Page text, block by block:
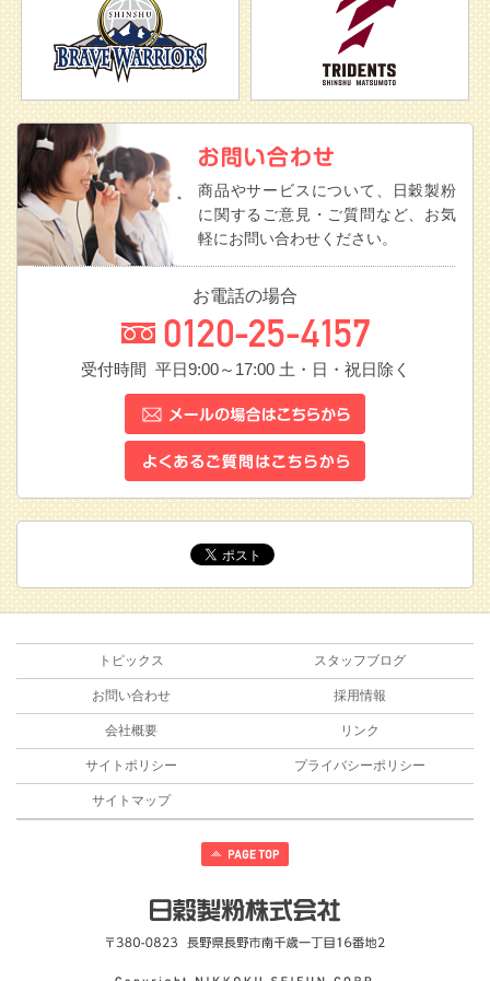
商品やサービスについて、日穀製粉
に関するご意見・ご質問など、お気
軽にお問い合わせください。
お電話の場合
受付時間 平日9:00～17:00土・日・祝日除く
トピックス スタッフブログ
お問い合わせ 採用情報
会社概要 リンク
サイトポリシー プライバシーポリシー
サイトマップ